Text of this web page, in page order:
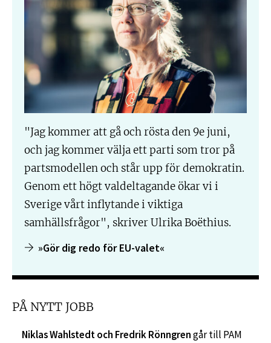
"Jag kommer att gå och rösta den 9e juni,
och jag kommer välja ett parti som tror på
partsmodellen och står upp för demokratin.
Genom ett högt valdeltagande ökar vi i
Sverige vårt inflytande i viktiga
samhällsfrågor", skriver Ulrika Boëthius.
»Gör dig redo för EU-valet«
PÅ NYTT JOBB
Niklas Wahlstedt och Fredrik Rönngrengår till PAM